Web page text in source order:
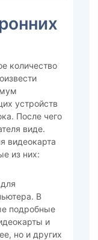
количество
устройств
После чего
виде.
видеокарта
из них:
В
подробные
и
но и других